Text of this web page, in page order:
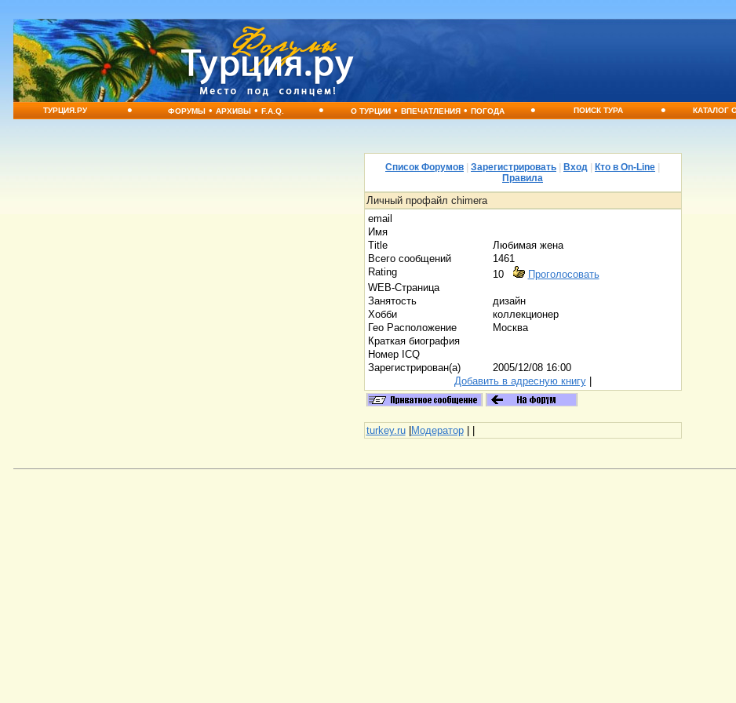
ТУРЦИЯ.РУ • ФОРУМЫ•АРХИВЫ•F.A.Q. • О ТУРЦИИ•ВПЕЧАТЛЕНИЯ•ПОГОДА • ПОИСК ТУРА • КАТАЛОГ
Список Форумов Зарегистрировать Вход Кто в On-Line
Правила
Личный профайл chimera
email
Имя
Title
Любимая жена
Всего сообщений
1461
Rating
10
Проголосовать
WEB-Страница
Занятость
дизайн
Хобби
коллекционер
Гео Расположение
Москва
Краткая биография
Номер ICQ
Зарегистрирован(а)
2005/12/08 16:00
Добавить в адресную книгу|
turkey.ru|Модератор| |